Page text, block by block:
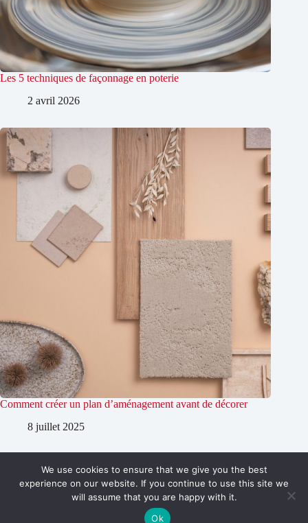
Les 5 techniques de façonnage en poterie
2 avril 2026
Comment créer un plan d’aménagement avant de décorer
8 juillet 2025
Copyright © 2026 Designs et déco
Mentions légales
We use cookies to ensure that we give you the best
experience on our website. If you continue to use this site we
will assume that you are happy with it.
Ok